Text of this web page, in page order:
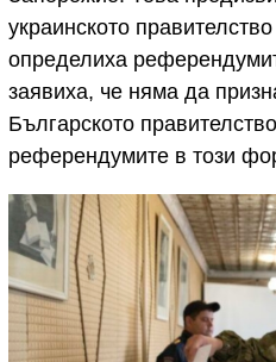
украинското
определиха
заявиха, че няма да
Българското
референдумите в този